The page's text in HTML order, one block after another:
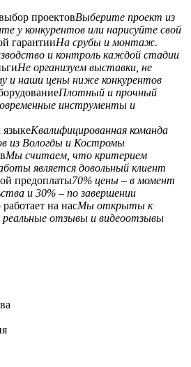
проектовВыберите проект из
у конкурентов или нарисуйте свой
гарантииНа срубы и монтаж.
и контроль каждой стадии
Не организуем выставки, не
и наши цены ниже конкурентов
Плотный и прочный
инструменты и
Квалифицированная команда
из Вологды и Костромы
Мы считаем, что критерием
является довольный клиент
предоплаты70% цены – в момент
и 30% – по завершении
на насМы открыты к
отзывы и видеоотзывы